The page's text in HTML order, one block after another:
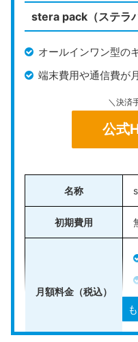
が
て
FiやBluetoothにも対応
カーや限られたスペー
通常36,000円（
肢といえるでしょう。
＼キャンペ
公
スマレジの
で詳しくま
stera pack（ステラ
オールインワン型の
端末費用や通信費が
＼決済
公式
名称
初期費用
月額料金（税込）